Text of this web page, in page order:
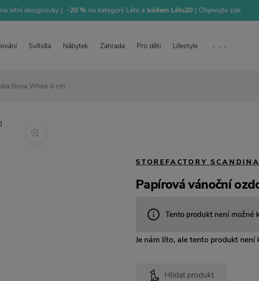
letní designovky | -20 %na kategorii Létos kódem Léto20 | Objevujte zde
Svítidla Nábytek Zahrada Pro děti Lifestyle
Bona White 6 cm
STOREFACTORY
Papírová vánoční
Tento produkt není možné
Je nám líto, ale tento produkt není
Hlídat produkt